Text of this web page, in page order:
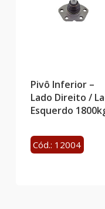
Pivô Inferior –
Lado Direito /
Esquerdo
Cód.: 12004